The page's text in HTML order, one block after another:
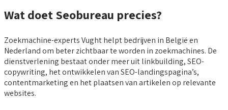
Wat doet Seobureau precies?
Zoekmachine-experts Vught helpt bedrijven in België en
Nederland om beter zichtbaar te worden in zoekmachines. De
dienstverlening bestaat onder meer uit linkbuilding, SEO-
copywriting, het ontwikkelen van SEO-landingspagina’s,
contentmarketing en het plaatsen van artikelen op relevante
websites.